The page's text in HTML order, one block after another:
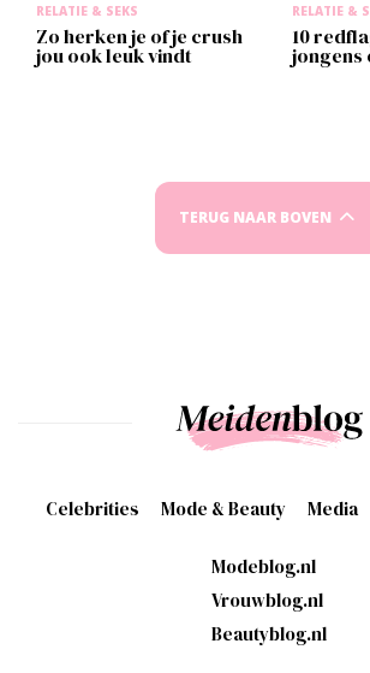
RELATIE & SEKS
Zo herken je of je crush
jou ook leuk vindt
RELATIE &
10
jongens
TERUG NAAR BOVEN
Celebrities Mode & Beauty Media
Modeblog.nl
Vrouwblog.nl
Beautyblog.nl